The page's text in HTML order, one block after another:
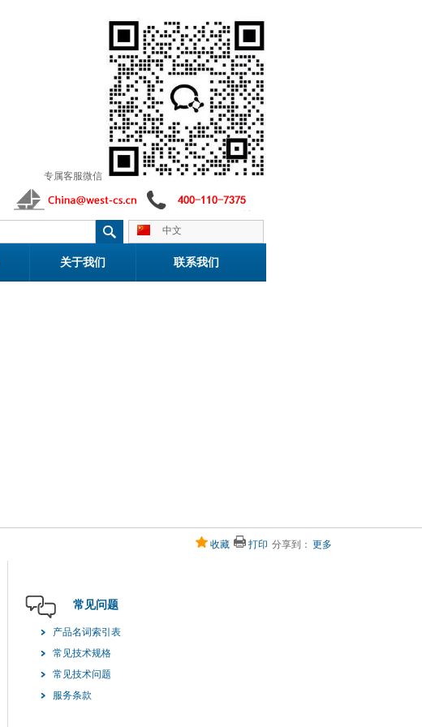
专属客服微信
中文
关于我们 联系我们
收藏 打印 分享到： 更多
常见问题
产品名词索引表
常见技术规格
常见技术问题
服务条款